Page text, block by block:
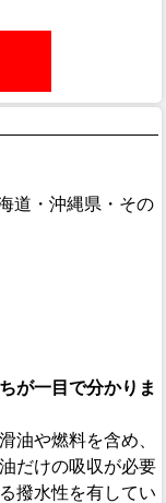
道・沖縄県・その
が一目で分かりま
油や燃料を含め、
だけの吸収が必要
撥水性を有してい